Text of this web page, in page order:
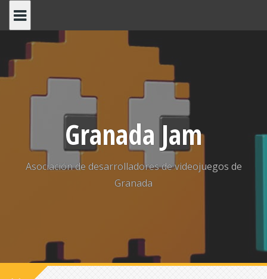
Granada Jam
Asociación de desarrolladores de videojuegos de
Granada